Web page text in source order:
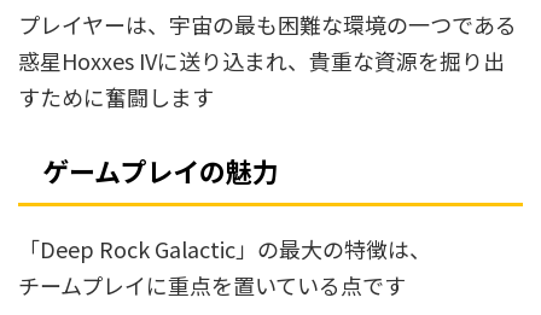
プレイヤーは、宇宙の最も困難な環境の一つである
惑星Hoxxes IVに送り込まれ、貴重な資源を掘り出
すために奮闘します
ゲームプレイの魅力
「Deep Rock Galactic」の最大の特徴は、
チームプレイに重点を置いている点です